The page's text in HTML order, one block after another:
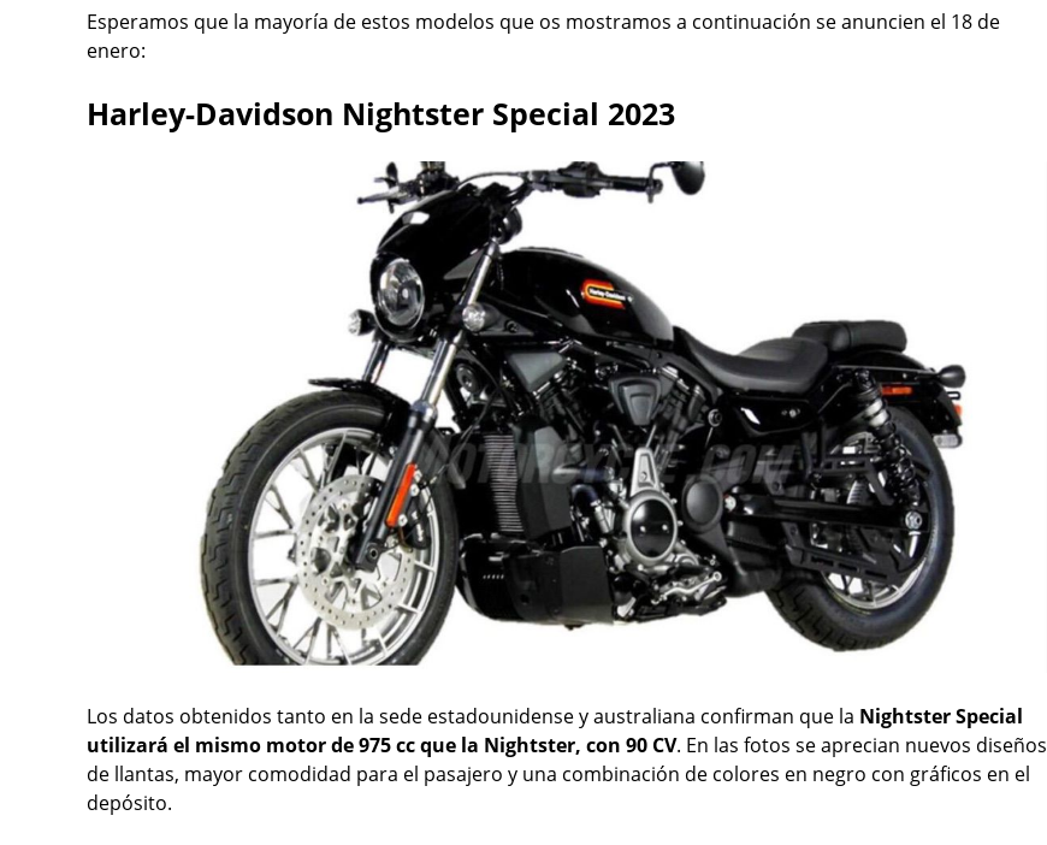
Esperamos que la mayoría de estos modelos que os mostramos a continuación se anuncien el 18 de
enero:
Harley-Davidson Nightster Special 2023
Los datos obtenidos tanto en la sede estadounidense y australiana confirman que la Nightster Special
utilizará el mismo motor de 975 cc que la Nightster, con 90 CV. En las fotos se aprecian nuevos diseños
de llantas, mayor comodidad para el pasajero y una combinación de colores en negro con gráficos en el
depósito.